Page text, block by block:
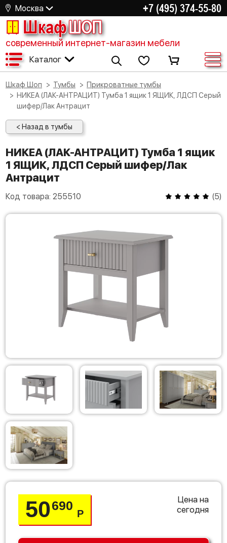
Москва +7 (495) 374-55-80
ШкафШОП
современный интернет-магазин мебели
Каталог
Шкаф Шоп Тумбы
Прикроватные тумбы
НИКЕА (ЛАК-АНТРАЦИТ) Тумба 1 ящик 1 ЯЩИК, ЛДСП Серый
шифер/Лак Антрацит
< Назад в тумбы
НИКЕА (ЛАК-АНТРАЦИТ) Тумба 1 ящик
1 ЯЩИК, ЛДСП Серый шифер/Лак
Антрацит
Код товара: 255510 (5)
50690
Р
Цена на
сегодня